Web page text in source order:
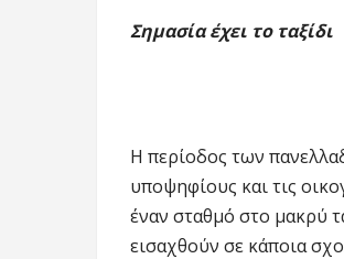
Σημασία έχει το ταξίδι
Η περίοδος των
υποψηφίους και τις
έναν σταθμό στο μακρύ
εισαχθούν σε κάποια